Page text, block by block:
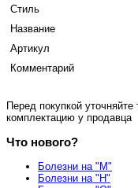
Стиль
Название
Артикул
Комментарий
Перед покупкой уточняйте
комплектацию у продавца
Что нового?
Болезни на "М"
Болезни на "Н"